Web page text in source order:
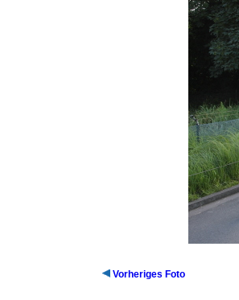
Vorheriges Foto